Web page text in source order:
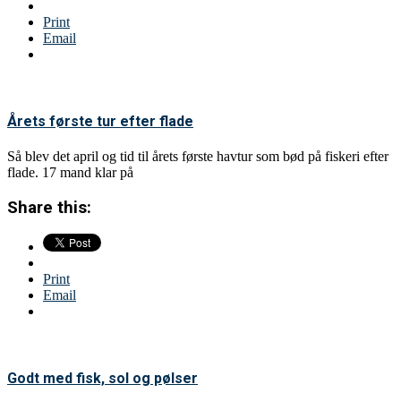
Print
Email
Årets første tur efter flade
Så blev det april og tid til årets første havtur som bød på fiskeri efter
flade. 17 mand klar på
Share this:
Print
Email
Godt med fisk, sol og pølser